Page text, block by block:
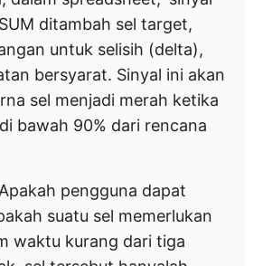
ditambah sel target,
untuk selisih (delta),
bersyarat. Sinyal ini akan
sel menjadi merah ketika
bawah 90% dari rencana
Apakah pengguna dapat
suatu sel memerlukan
waktu kurang dari tiga